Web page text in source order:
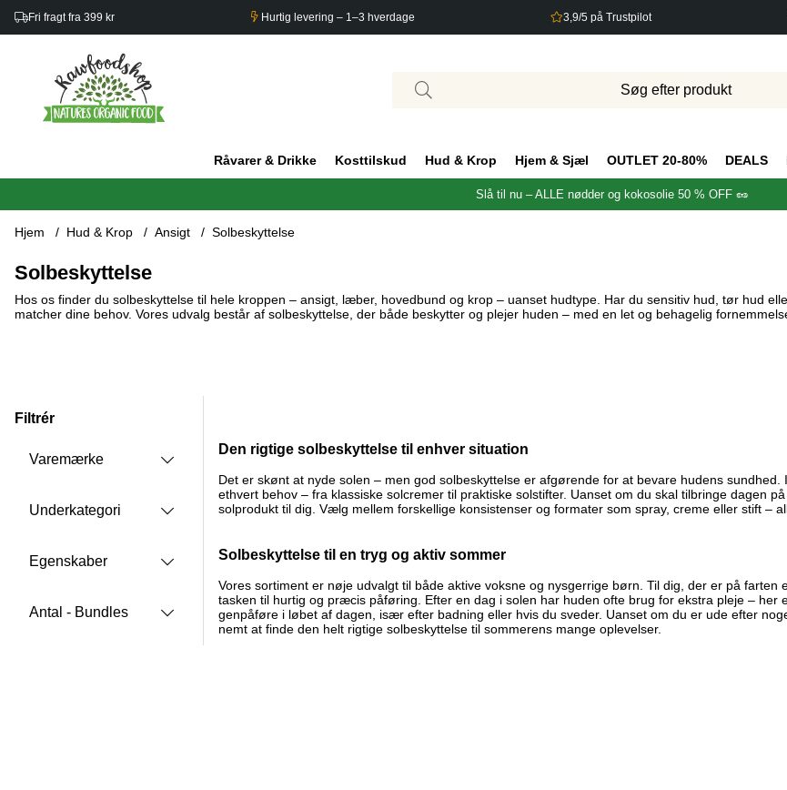
Fri fragt fra 399 kr Hurtig levering – 1–3 hverdage 3,9/5 på Trustpilot
Råvarer & Drikke Kosttilskud Hud & Krop Hjem & Sjæl OUTLET 20-80% DEALS
Slå til nu – ALLE nødder og kokosolie 50 % OFF 🥜
Hjem Hud & Krop Ansigt Solbeskyttelse
Solbeskyttelse
Hos os finder du solbeskyttelse til hele kroppen – ansigt, læber, hovedbund og krop – uanset hudtype. Har du sensitiv hud, tør hud
matcher dine behov. Vores udvalg består af solbeskyttelse, der både beskytter og plejer huden – med en let og behagelig
Filtrér
Varemærke
Underkategori
Egenskaber
Antal - Bundles
Den rigtige solbeskyttelse til enhver situation
Det er skønt at nyde solen – men god solbeskyttelse er afgørende for at bevare hudens
ethvert behov – fra klassiske solcremer til praktiske solstifter. Uanset om du skal tilbringe dagen
solprodukt til dig. Vælg mellem forskellige konsistenser og formater som spray, creme eller stift –
Solbeskyttelse til en tryg og aktiv sommer
Vores sortiment er nøje udvalgt til både aktive voksne og nysgerrige børn. Til dig, der er på
tasken til hurtig og præcis påføring. Efter en dag i solen har huden ofte brug for ekstra pleje –
genpåføre i løbet af dagen, især efter badning eller hvis du sveder. Uanset om du er ude efter
nemt at finde den helt rigtige solbeskyttelse til sommerens mange oplevelser.